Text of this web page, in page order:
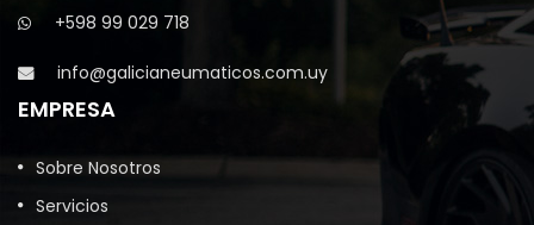
+598 99 029 718
info@galicianeumaticos.com.uy
EMPRESA
Sobre Nosotros
Servicios